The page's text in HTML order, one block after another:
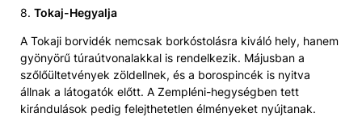
8. Tokaj-Hegyalja
A Tokaji borvidék nemcsak borkóstolásra kiváló hely, hanem
gyönyörű túraútvonalakkal is rendelkezik. Májusban a
szőlőültetvények zöldellnek, és a borospincék is nyitva
állnak a látogatók előtt. A Zempléni-hegységben tett
kirándulások pedig felejthetetlen élményeket nyújtanak.